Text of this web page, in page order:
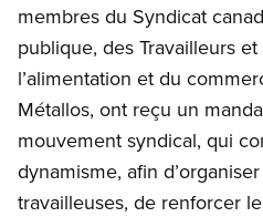
membres du Syndicat
publique, des Travailleurs
l’alimentation et du
Métallos, ont reçu un
mouvement syndical, qui
dynamisme, afin
travailleuses, de renforcer